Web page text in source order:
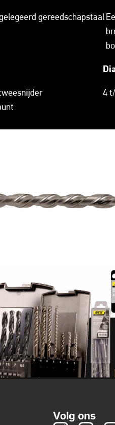
gereedschapstaal
4
Volg ons